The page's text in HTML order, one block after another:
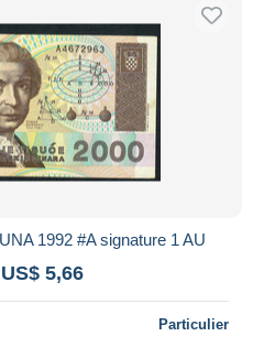
1992 #A signature 1 AU
5,66
Particulier